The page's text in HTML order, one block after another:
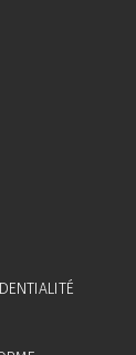
Instagram
Linkedin
la chaîne